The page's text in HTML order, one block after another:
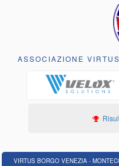
ASSOCIAZIONE
VIRTUS BORGO VENEZIA -